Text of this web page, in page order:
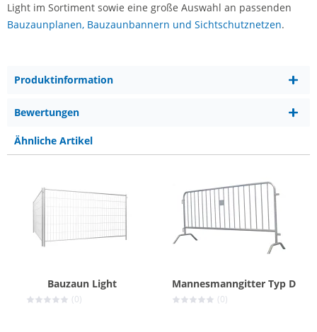
Light im Sortiment sowie eine große Auswahl an passenden
Bauzaunplanen, Bauzaunbannern und Sichtschutznetzen.
Produktinformation
Bewertungen
Ähnliche Artikel
Bauzaun Light
(0)
Mannesmanngitter Typ D
(0)